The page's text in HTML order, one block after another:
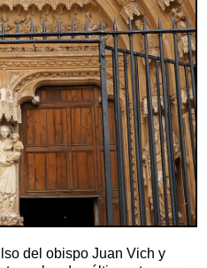
del obispo Juan Vich y